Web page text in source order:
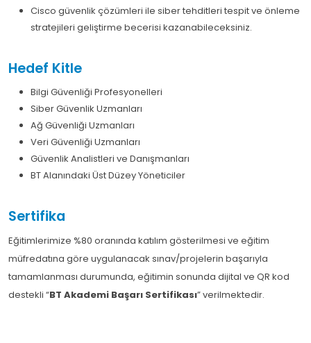
Cisco güvenlik çözümleri ile siber tehditleri tespit ve önleme
stratejileri geliştirme becerisi kazanabileceksiniz.
Hedef Kitle
Bilgi Güvenliği Profesyonelleri
Siber Güvenlik Uzmanları
Ağ Güvenliği Uzmanları
Veri Güvenliği Uzmanları
Güvenlik Analistleri ve Danışmanları
BT Alanındaki Üst Düzey Yöneticiler
Sertifika
Eğitimlerimize %80 oranında katılım gösterilmesi ve eğitim
müfredatına göre uygulanacak sınav/projelerin başarıyla
tamamlanması durumunda, eğitimin sonunda dijital ve QR kod
destekli “BT Akademi Başarı Sertifikası” verilmektedir.